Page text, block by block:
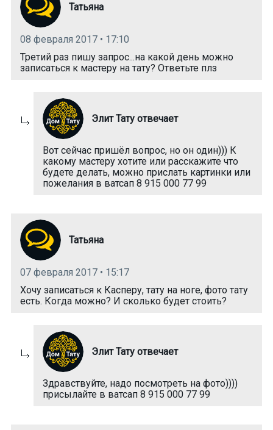
Татьяна
08 февраля 2017 • 17:10
Третий раз пишу запрос...на какой день можно
записаться к мастеру на тату? Ответьте плз
Элит Тату отвечает
Вот сейчас пришёл вопрос, но он один))) К
какому мастеру хотите или расскажите что
будете делать, можно прислать картинки или
пожелания в ватсап 8 915 000 77 99
Татьяна
07 февраля 2017 • 15:17
Хочу записаться к Касперу, тату на ноге, фото тату
есть. Когда можно? И сколько будет стоить?
Элит Тату отвечает
Здравствуйте, надо посмотреть на фото))))
присылайте в ватсап 8 915 000 77 99